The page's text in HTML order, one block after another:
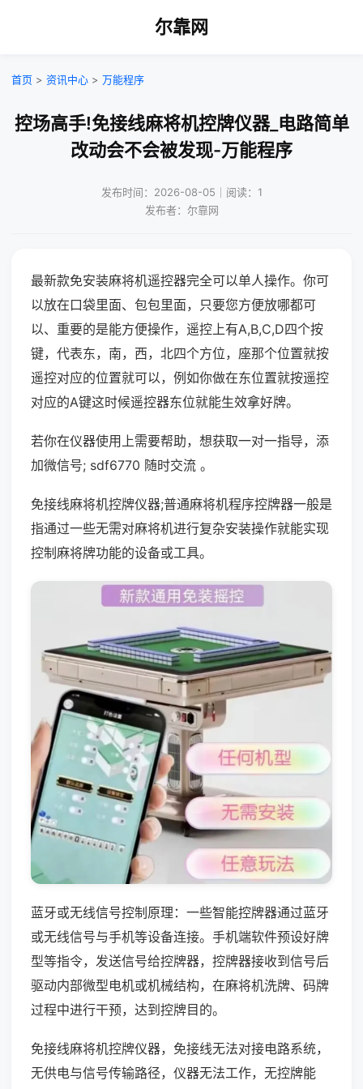
尔靠网
首页 > 资讯中心 > 万能程序
控场高手!免接线麻将机控牌仪器_电路简单
改动会不会被发现-万能程序
发布时间：2026-08-05｜阅读：1
发布者：尔靠网
最新款免安装麻将机遥控器完全可以单人操作。你可
以放在口袋里面、包包里面，只要您方便放哪都可
以、重要的是能方便操作，遥控上有A,B,C,D四个按
键，代表东，南，西，北四个方位，座那个位置就按
遥控对应的位置就可以，例如你做在东位置就按遥控
对应的A键这时候遥控器东位就能生效拿好牌。
若你在仪器使用上需要帮助，想获取一对一指导，添
加微信号; sdf6770 随时交流 。
免接线麻将机控牌仪器;普通麻将机程序控牌器一般是
指通过一些无需对麻将机进行复杂安装操作就能实现
控制麻将牌功能的设备或工具。
蓝牙或无线信号控制原理：一些智能控牌器通过蓝牙
或无线信号与手机等设备连接。手机端软件预设好牌
型等指令，发送信号给控牌器，控牌器接收到信号后
驱动内部微型电机或机械结构，在麻将机洗牌、码牌
过程中进行干预，达到控牌目的。
免接线麻将机控牌仪器，免接线无法对接电路系统，
无供电与信号传输路径，仪器无法工作，无控牌能